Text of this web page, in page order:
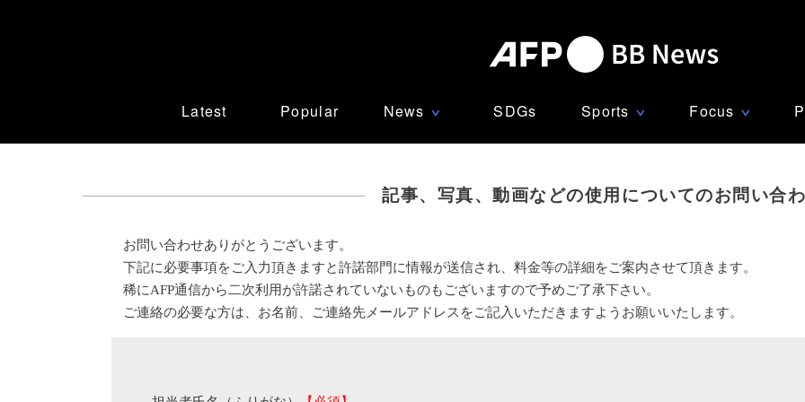
Latest Popular News ∨ SDGs Sports ∨ Focus ∨
記事、写真、動画などの使用についてのお問い合
お問い合わせありがとうございます。
下記に必要事項をご入力頂きますと許諾部門に情報が送信され、料金等の詳細をご案内させて頂きます。
稀にAFP通信から二次利用が許諾されていないものもございますので予めご了承下さい。
ご連絡の必要な方は、お名前、ご連絡先メールアドレスをご記入いただきますようお願いいたします。